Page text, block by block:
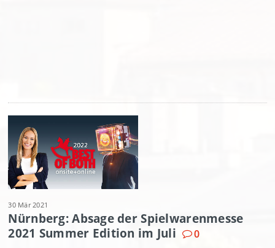
30 Mär 2021
Nürnberg: Absage der Spielwarenmesse
2021 Summer Edition im Juli
0